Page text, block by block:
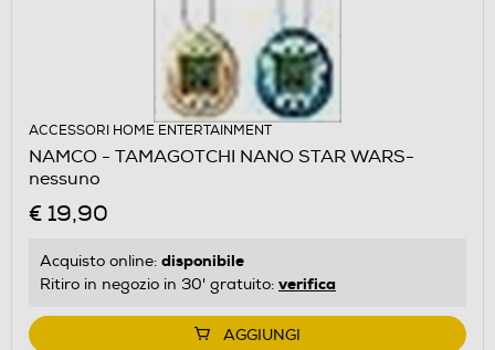
ACCESSORI HOME ENTERTAINMENT
NAMCO - TAMAGOTCHI NANO STAR WARS-
nessuno
€ 19,90
Acquisto online: disponibile
Ritiro in negozio in 30' gratuito: verifica
AGGIUNGI